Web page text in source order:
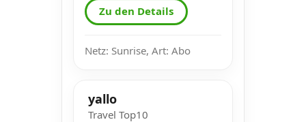
Zu den Details
Netz: Sunrise, Art: Abo
yallo
Travel Top10